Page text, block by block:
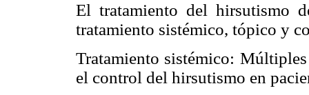
El tratamiento del hirsutismo
tratamiento sistémico, tópico y
Tratamiento sistémico:
el control del hirsutismo en